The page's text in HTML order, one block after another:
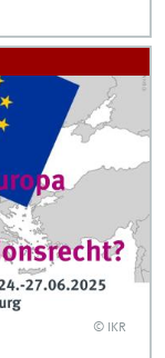
© IKR